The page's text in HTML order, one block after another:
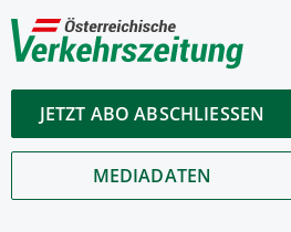
JETZT ABO ABSCHLIESSEN
MEDIADATEN